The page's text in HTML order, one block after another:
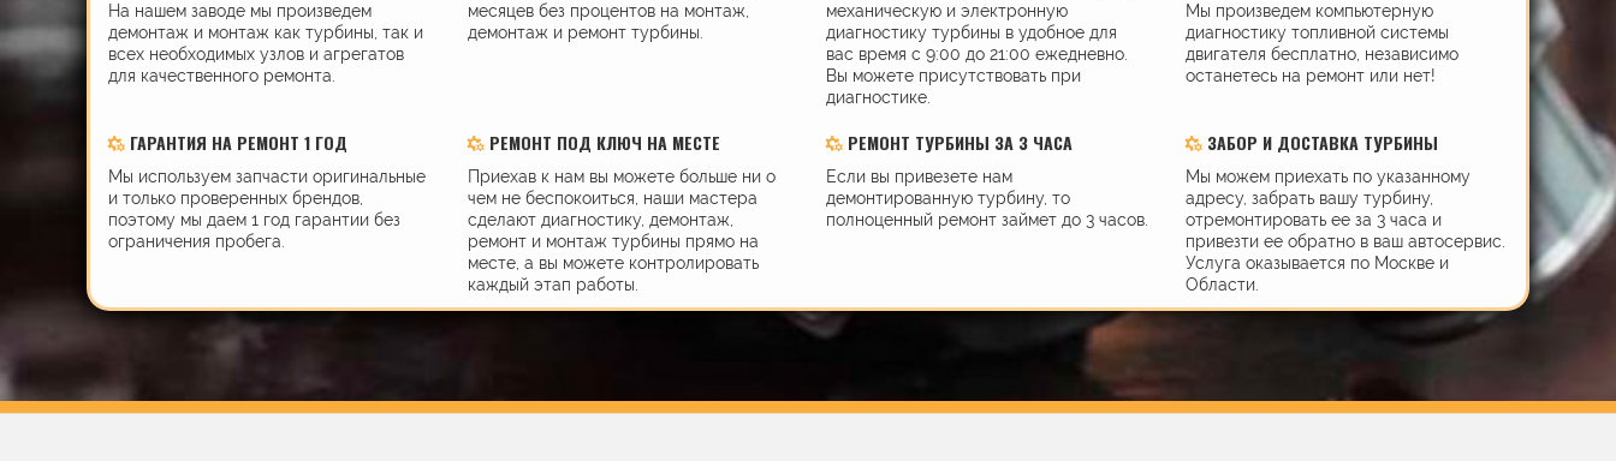
На нашем заводе мы произведем
демонтаж и монтаж как турбины, так и
всех необходимых узлов и агрегатов
для качественного ремонта.
месяцев без процентов на монтаж,
демонтаж и ремонт турбины.
механическую и электронную
диагностику турбины в удобное для
вас время с 9:00 до 21:00 ежедневно.
Вы можете присутствовать при
диагностике.
Мы произведем компьютерную
диагностику топливной системы
двигателя бесплатно, независимо
останетесь на ремонт или нет!
ГАРАНТИЯ НА РЕМОНТ 1 ГОД
Мы используем запчасти оригинальные
и только проверенных брендов,
поэтому мы даем 1 год гарантии без
ограничения пробега.
РЕМОНТ ПОД КЛЮЧ НА МЕСТЕ
Приехав к нам вы можете больше ни о
чем не беспокоиться, наши мастера
сделают диагностику, демонтаж,
ремонт и монтаж турбины прямо на
месте, а вы можете контролировать
каждый этап работы.
РЕМОНТ ТУРБИНЫ ЗА 3 ЧАСА
Если вы привезете нам
демонтированную турбину, то
полноценный ремонт займет до 3 часов.
ЗАБОР И ДОСТАВКА ТУРБИНЫ
Мы можем приехать по указанному
адресу, забрать вашу турбину,
отремонтировать ее за 3 часа и
привезти ее обратно в ваш автосервис.
Услуга оказывается по Москве и
Области.